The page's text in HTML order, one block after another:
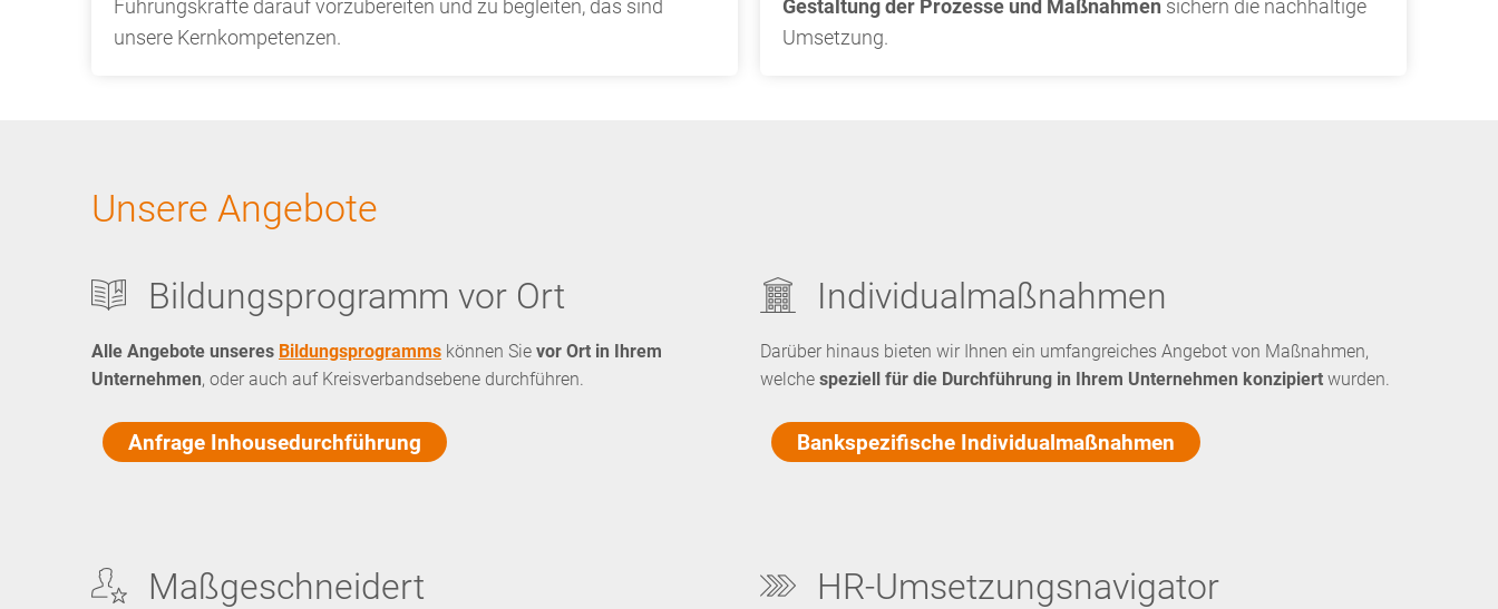
Führungskräfte darauf vorzubereiten und zu begleiten, das sind
unsere Kernkompetenzen.
Gestaltung der Prozesse und Maßnahmen sichern die nachhaltige
Umsetzung.
Unsere Angebote
Bildungsprogramm vor Ort
Alle Angebote unseres Bildungsprogramms können Sie vor Ort in Ihrem
Unternehmen, oder auch auf Kreisverbandsebene durchführen.
Anfrage Inhousedurchführung
Individualmaßnahmen
Darüber hinaus bieten wir Ihnen ein umfangreiches Angebot von Maßnahmen,
welche speziell für die Durchführung in Ihrem Unternehmen konzipiert wurden.
Bankspezifische Individualmaßnahmen
Maßgeschneidert HR-Umsetzungsnavigator